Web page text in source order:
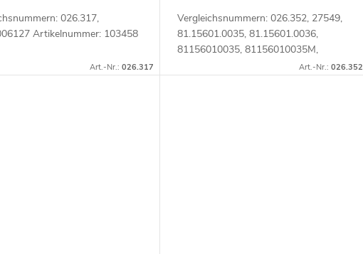
026.317,
Artikelnummer: 103458
Art.-Nr.: 026.317
Vergleichsnummern: 026.352, 27549,
81.15601.0035, 81.15601.0036,
81156010035, 81156010035M,
81156010036 Artikelnummer: 104186
Art.-Nr.: 026.352